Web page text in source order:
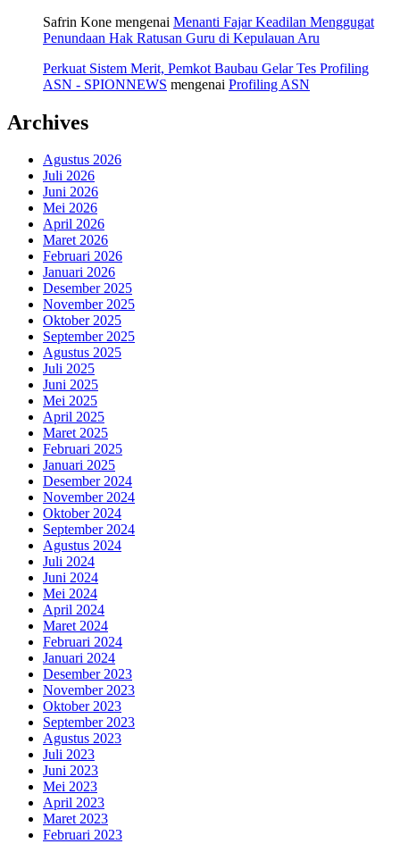
Safrin Kone mengenai Menanti Fajar Keadilan Menggugat
Penundaan Hak Ratusan Guru di Kepulauan Aru
Perkuat Sistem Merit, Pemkot Baubau Gelar Tes Profiling
ASN - SPIONNEWS mengenai Profiling ASN
Archives
Agustus 2026
Juli 2026
Juni 2026
Mei 2026
April 2026
Maret 2026
Februari 2026
Januari 2026
Desember 2025
November 2025
Oktober 2025
September 2025
Agustus 2025
Juli 2025
Juni 2025
Mei 2025
April 2025
Maret 2025
Februari 2025
Januari 2025
Desember 2024
November 2024
Oktober 2024
September 2024
Agustus 2024
Juli 2024
Juni 2024
Mei 2024
April 2024
Maret 2024
Februari 2024
Januari 2024
Desember 2023
November 2023
Oktober 2023
September 2023
Agustus 2023
Juli 2023
Juni 2023
Mei 2023
April 2023
Maret 2023
Februari 2023